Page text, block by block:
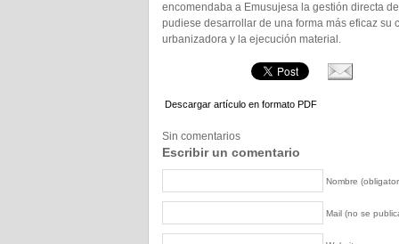
encomendaba a Emusujesa la gestión directa
pudiese desarrollar de una forma más eficaz
urbanizadora y la ejecución material.
Descargar artículo en formato PDF
Sin comentarios
Escribir un comentario
Nombre
Mail (no se